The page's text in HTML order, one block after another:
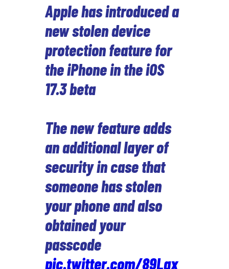
Apple has introduced a
new stolen device
protection feature for
the iPhone in the iOS
17.3 beta
The new feature adds
an additional layer of
security in case that
someone has stolen
your phone and also
obtained your
passcode
pic.twitter.com/89Lqx